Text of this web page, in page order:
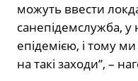
можуть ввести
санепідемслужба, у
епідемією, і тому
на такі заходи”, –